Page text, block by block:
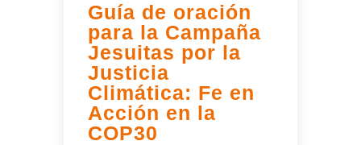
Guía de oración
para la Campaña
Jesuitas por la
Justicia
Climática: Fe en
Acción en la
COP30